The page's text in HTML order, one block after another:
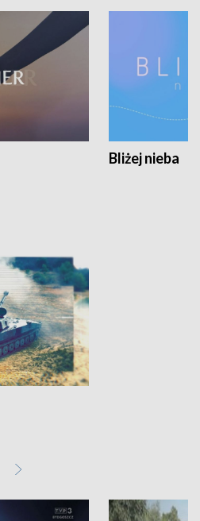
Bliżej nieba